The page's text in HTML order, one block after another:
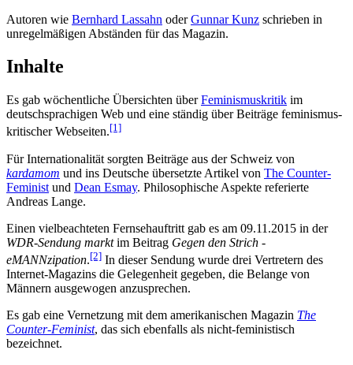
Autoren wie Bernhard Lassahn oderGunnar Kunz schrieben in
unregel­mäßigen Abständen für das Magazin.
Inhalte
Es gab wöchentliche Übersichten überFeminismuskritik im
deutsch­sprachigen Web und eine ständig über Beiträge feminismus­
kritischer Webseiten.[1]
Für Internationalität sorgten Beiträge aus der Schweiz von
kardamom und ins Deutsche übersetzte Artikel von The Counter-
Feminist und Dean Esmay. Philosophische Aspekte referierte
Andreas Lange.
Einen vielbeachteten Fernsehauftritt gab es am 09.11.2015 in der
WDR-Sendung marktim Beitrag Gegen den Strich -
eMANNzipation.[2] In dieser Sendung wurde drei Vertretern des
Internet-Magazins die Gelegenheit gegeben, die Belange von
Männern ausgewogen anzusprechen.
Es gab eine Vernetzung mit dem amerikanischen Magazin The
Counter-Feminist, das sich ebenfalls als nicht-feministisch
bezeichnet.